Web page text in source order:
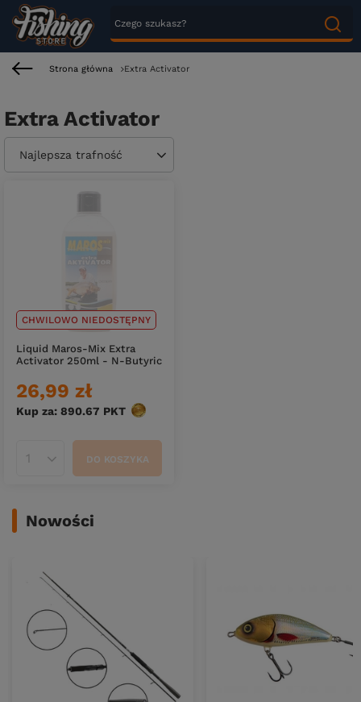
Strona główna Extra Activator
Extra Activator
Zmień sortowanie
Najlepsza trafność
CHWILOWO NIEDOSTĘPNY
Liquid Maros-Mix Extra
Activator 250ml - N-Butyric
26,99 zł
Kup za: 890.67 PKT punktów
Ilość produktówDO KOSZYKA
Nowości